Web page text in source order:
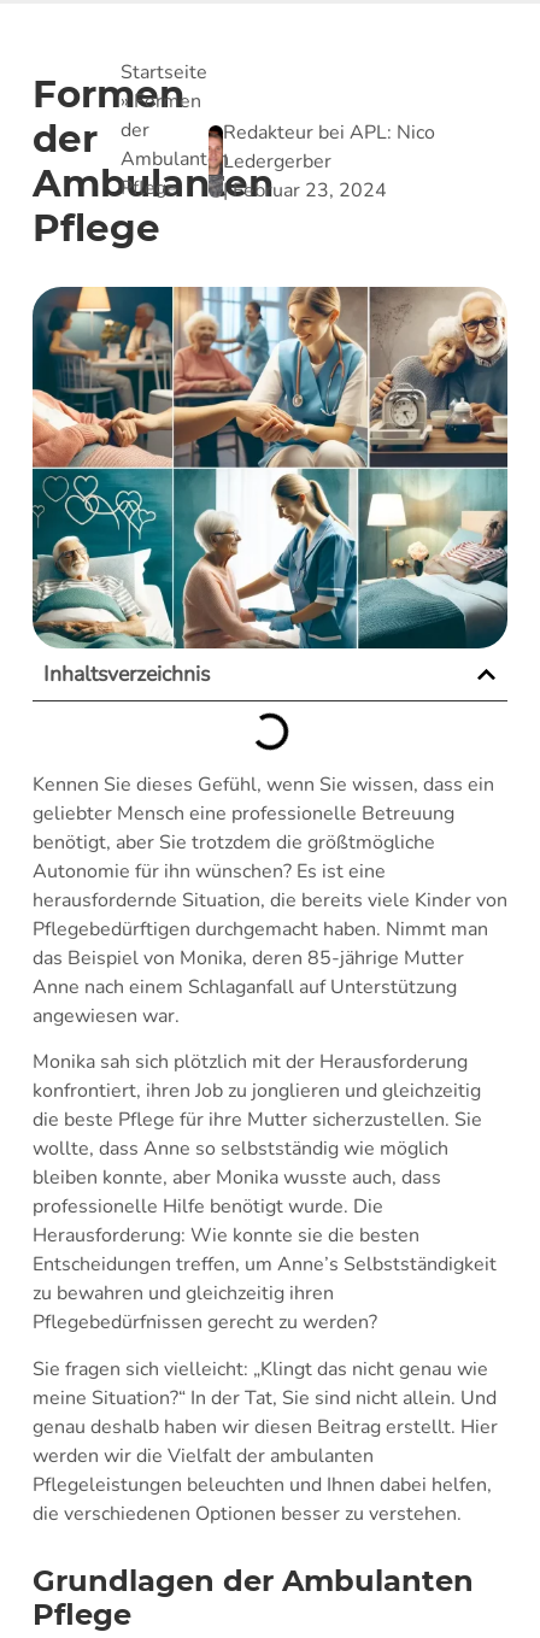
Formen
der
Ambulanten
Pflege
Startseite
»Formen
der
Ambulanten
Pflege
Redakteur bei APL: Nico
Ledergerber
|Februar 23, 2024
Inhaltsverzeichnis
Kennen Sie dieses Gefühl, wenn Sie wissen, dass ein
geliebter Mensch eine professionelle Betreuung
benötigt, aber Sie trotzdem die größtmögliche
Autonomie für ihn wünschen? Es ist eine
herausfordernde Situation, die bereits viele Kinder von
Pflegebedürftigen durchgemacht haben. Nimmt man
das Beispiel von Monika, deren 85-jährige Mutter
Anne nach einem Schlaganfall auf Unterstützung
angewiesen war.
Monika sah sich plötzlich mit der Herausforderung
konfrontiert, ihren Job zu jonglieren und gleichzeitig
die beste Pflege für ihre Mutter sicherzustellen. Sie
wollte, dass Anne so selbstständig wie möglich
bleiben konnte, aber Monika wusste auch, dass
professionelle Hilfe benötigt wurde. Die
Herausforderung: Wie konnte sie die besten
Entscheidungen treffen, um Anne’s Selbstständigkeit
zu bewahren und gleichzeitig ihren
Pflegebedürfnissen gerecht zu werden?
Sie fragen sich vielleicht: „Klingt das nicht genau wie
meine Situation?“ In der Tat, Sie sind nicht allein. Und
genau deshalb haben wir diesen Beitrag erstellt. Hier
werden wir die Vielfalt der ambulanten
Pflegeleistungen beleuchten und Ihnen dabei helfen,
die verschiedenen Optionen besser zu verstehen.
Grundlagen der Ambulanten
Pflege